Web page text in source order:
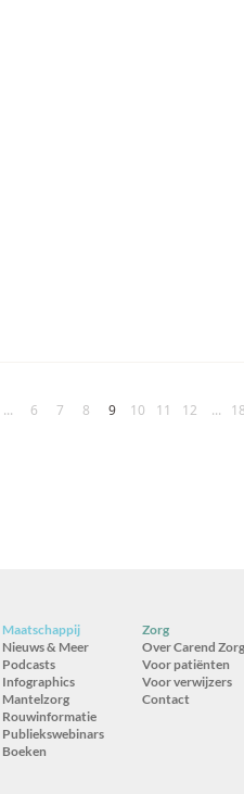
... 6 7 8 9 10 11 12 ...
Maatschappij
Nieuws & Meer
Podcasts
Infographics
Mantelzorg
Rouwinformatie
Publiekswebinars
Boeken
Zorg
Over Carend Zorg
Voor patiënten
Voor verwijzers
Contact